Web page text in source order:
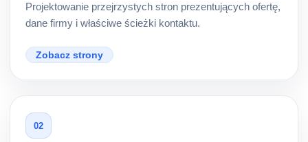
Projektowanie przejrzystych stron prezentujących ofertę,
dane firmy i właściwe ścieżki kontaktu.
Zobacz strony
02